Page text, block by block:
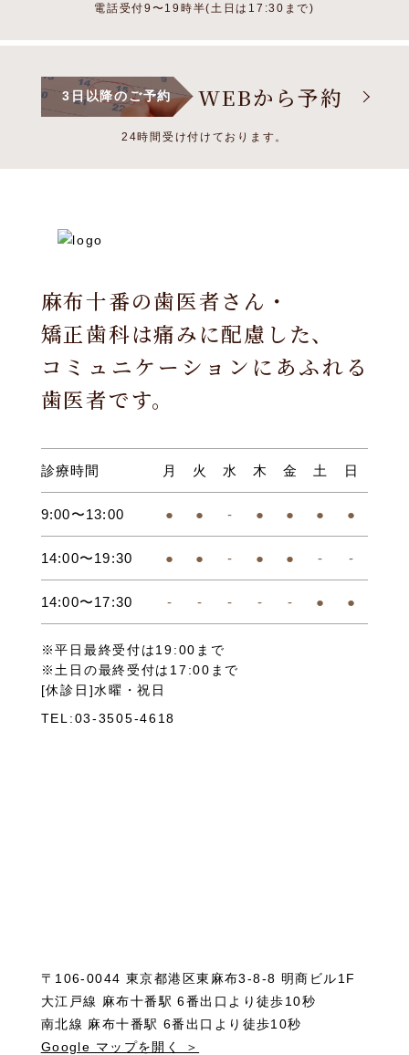
電話受付9〜19時半(土日は17:30まで)
3日以降のご予約 WEBから予約
24時間受け付けております。
麻布十番の歯医者さん・
矯正歯科は痛みに配慮した、
コミュニケーションにあふれる
歯医者です。
診療時間 月 火 水 木 金 土 日
9:00〜13:00 ● ● - ● ● ● ●
14:00〜19:30 ● ● - ● ● - -
14:00〜17:30 - - - - - ● ●
※平日最終受付は19:00まで
※土日の最終受付は17:00まで
[休診日]水曜・祝日
TEL:03-3505-4618
〒106-0044 東京都港区東麻布3-8-8 明商ビル1F
大江戸線 麻布十番駅 6番出口より徒歩10秒
南北線 麻布十番駅 6番出口より徒歩10秒
Google マップを開く ＞